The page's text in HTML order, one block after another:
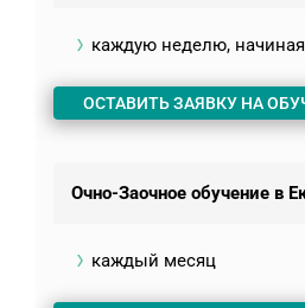
каждую неделю,
ОСТАВИТЬ ЗАЯВКУ НА
Очно-Заочное обучение в
каждый месяц